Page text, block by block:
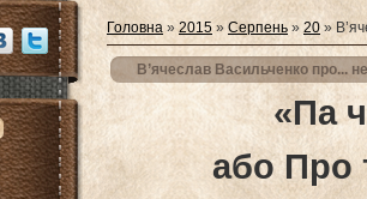
Головна » 2015 » Серпень » 20 »
В’ячеслав Васильченко про...
«Па
або Про